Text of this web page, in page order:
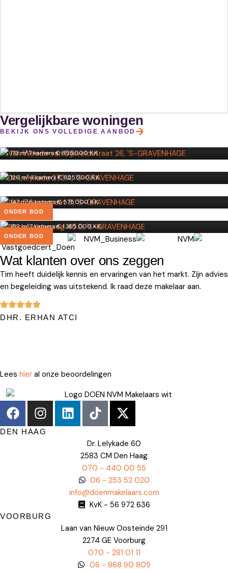
Vergelijkbare woningen
BEKIJK ONS VOLLEDIGE AANBOD
Van Weede van Dijkveldstraat 26
'S-GRAVENHAGE
173 m²·7 kamers·€ 895.000 K.K.
Dr. Lelykade 272 A
'S-GRAVENHAGE
126 m²·4 kamers·€ 825.000 K.K.
ONDER BOD
Van Drieststraat 8
'S-GRAVENHAGE
147 m²·6 kamers·€ 575.000 K.K.
ONDER BOD
Madepolderweg 45 D
'S-GRAVENHAGE
182 m²·7 kamers·€ 1.365.000 K.K.
Wat klanten over ons zeggen
Tim heeft duidelijk kennis en ervaringen van het markt. Zijn advies
en begeleiding was uitstekend. Ik raad deze makelaar aan.
DHR. ERHAN ATCI
Lees hier al onze beoordelingen
DEN HAAG
Dr. Lelykade 60
2583 CM Den Haag
070 - 440 00 55
06 - 253 52 020
info@doenmakelaars.com
KvK - 56 972 636
VOORBURG
Laan van Nieuw Oosteinde 291
2274 GE Voorburg
070 - 281 01 11
06 - 868 90 809